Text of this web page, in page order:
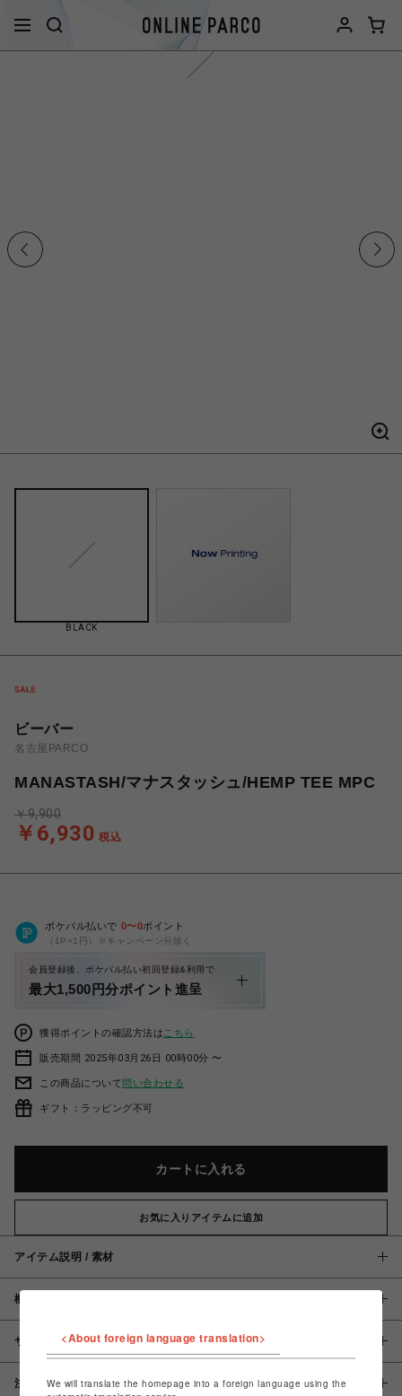
BLACK
ビーバー
名古屋PARCO
MANASTASH/マナスタッシュ/HEMP TEE MPC
￥6,930 税込
￥9,900
ポケパル払いで 0〜0ポイント
（1P=1円）※キャンペーン分除く
会員登録後、ポケパル払い初回登録&利用で
最大1,500円分ポイント進呈
獲得ポイントの確認方法は こちら
販売期間 2025年03月26日 00時00分 〜
この商品について問い合わせる
ギフト：ラッピング不可
カートに入れる
お気に入りアイテムに追加
アイテム説明 / 素材
概要
サイズ
注意事項
<About foreign language translation>
We will translate the homepage into a foreign language using the